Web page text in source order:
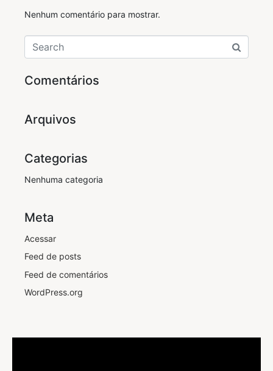
Nenhum comentário para mostrar.
Comentários
Arquivos
Categorias
Nenhuma categoria
Meta
Acessar
Feed de posts
Feed de comentários
WordPress.org